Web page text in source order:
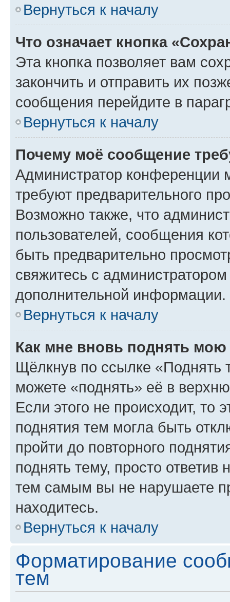
Вернуться к началу
Что означает кнопка
Эта кнопка позволяет вам
закончить и отправить их
сообщения перейдите в
Вернуться к началу
Почему моё сообщение
Администратор конференции
требуют предварительного
Возможно также, что
пользователей, сообщения
быть предварительно
свяжитесь с
дополнительной информации.
Вернуться к началу
Как мне вновь поднять мою
Щёлкнув по ссылке «Поднять
можете «поднять» её в
Если этого не происходит, то
поднятия тем могла быть
пройти до повторного
поднять тему, просто ответив
тем самым вы не нарушаете
находитесь.
Вернуться к началу
Форматирование
тем